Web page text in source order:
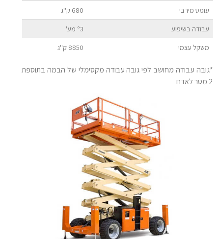
עומס מירבי
680 ק''ג
עבודה בשיפוע
°3 מע'
משקל עצמי
8850 ק''ג
*גובה עבודה מחושב לפי גובה עבודה מקסימלי של הבמה בתוספת
2 מטר לאדם